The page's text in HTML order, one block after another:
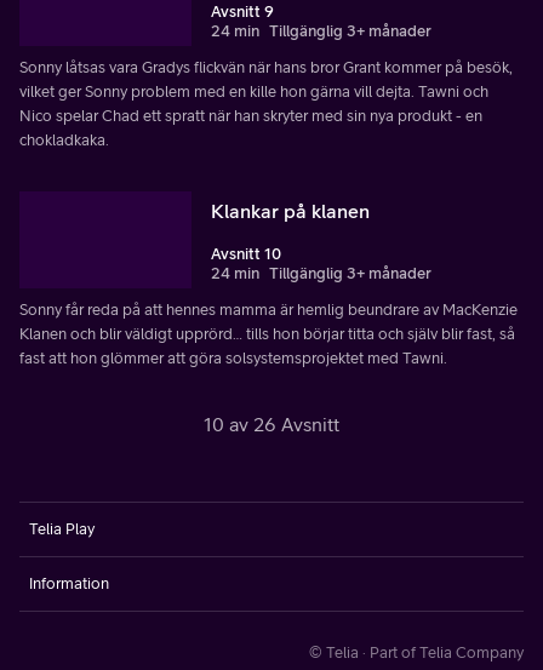
Avsnitt 9
24 min Tillgänglig 3+ månader
Sonny låtsas vara Gradys flickvän när hans bror Grant kommer på besök,
vilket ger Sonny problem med en kille hon gärna vill dejta. Tawni och
Nico spelar Chad ett spratt när han skryter med sin nya produkt - en
chokladkaka.
Klankar på klanen
Avsnitt 10
24 min Tillgänglig 3+ månader
Sonny får reda på att hennes mamma är hemlig beundrare av MacKenzie
Klanen och blir väldigt upprörd… tills hon börjar titta och själv blir fast, så
fast att hon glömmer att göra solsystemsprojektet med Tawni.
10 av 26 Avsnitt
Telia Play
Information
© Telia · Part of Telia Company